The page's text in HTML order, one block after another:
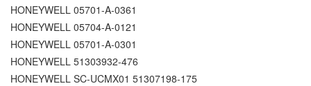
HONEYWELL 05701-A-0361
HONEYWELL 05704-A-0121
HONEYWELL 05701-A-0301
HONEYWELL 51303932-476
HONEYWELL SC-UCMX01 51307198-175